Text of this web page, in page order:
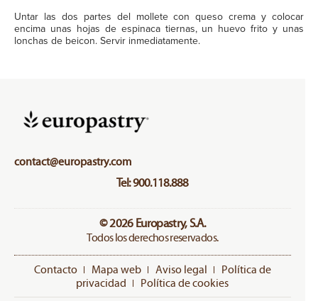
Untar las dos partes del mollete con queso crema y colocar
encima unas hojas de espinaca tiernas, un huevo frito y unas
lonchas de beicon. Servir inmediatamente.
contact@europastry.com
Tel: 900.118.888
© 2026 Europastry, S.A.
Todos los derechos reservados.
Contacto Mapa web Aviso legal
Política de
privacidad
Política de cookies